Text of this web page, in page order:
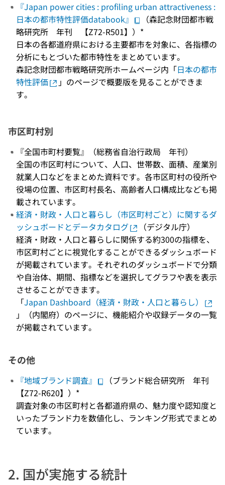
『Japan power cities : profiling urban attractiveness :
日本の都市特性評価databook』
（森記念財団都市戦
略研究所 年刊 【Z72-R501】）*
日本の各都道府県における主要都市を対象に、各指標の
分析にもとづいた都市特性をまとめています。
森記念財団都市戦略研究所ホームページ内「日本の都市
特性評価
」のページで概要版を見ることができま
す。
市区町村別
『全国市町村要覧』（総務省自治行政局 年刊）
全国の市区町村について、人口、世帯数、面積、産業別
就業人口などをまとめた資料です。各市区町村の役所や
役場の位置、市区町村長名、高齢者人口構成比なども掲
載されています。
経済・財政・人口と暮らし（市区町村ごと）に関するダ
ッシュボードとデータカタログ
（デジタル庁）
経済・財政・人口と暮らしに関係する約300の指標を、
市区町村ごとに視覚化することができるダッシュボード
が掲載されています。それぞれのダッシュボードで分類
や自治体、期間、指標などを選択してグラフや表を表示
させることができます。
「Japan Dashboard（経済・財政・人口と暮らし）
」（内閣府）のページに、機能紹介や収録データの一覧
が掲載されています。
その他
『地域ブランド調査』
（ブランド総合研究所 年刊
【Z72-R620】）*
調査対象の市区町村と各都道府県の、魅力度や認知度と
いったブランド力を数値化し、ランキング形式でまとめ
ています。
2. 国が実施する統計